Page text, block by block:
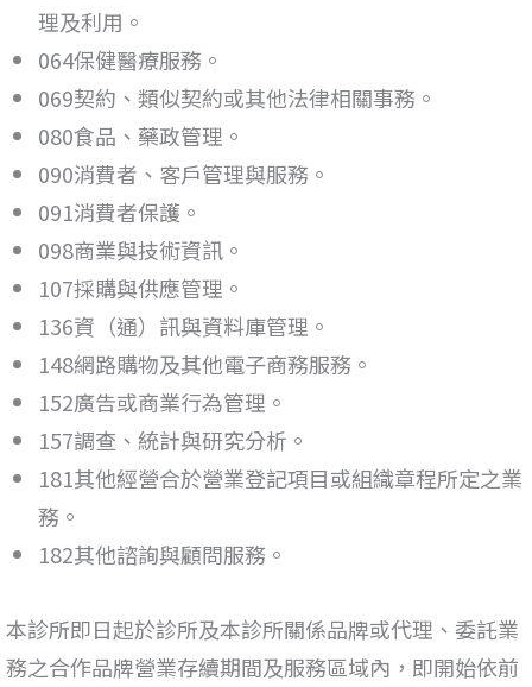
理及利用。
064保健醫療服務。
069契約、類似契約或其他法律相關事務。
080食品、藥政管理。
090消費者、客戶管理與服務。
091消費者保護。
098商業與技術資訊。
107採購與供應管理。
136資（通）訊與資料庫管理。
148網路購物及其他電子商務服務。
152廣告或商業行為管理。
157調查、統計與研究分析。
181其他經營合於營業登記項目或組織章程所定之業
務。
182其他諮詢與顧問服務。
本診所即日起於診所及本診所關係品牌或代理、委託業
務之合作品牌營業存續期間及服務區域內，即開始依前